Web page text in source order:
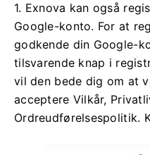
1. Exnova kan også
Google-konto. For at
godkende din Google-
tilsvarende knap i
vil den bede dig om at
acceptere Vilkår,
Ordreudførelsespolitik.